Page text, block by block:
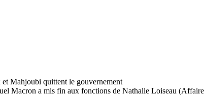
Macron a mis fin aux fonctions de Nathalie Loiseau